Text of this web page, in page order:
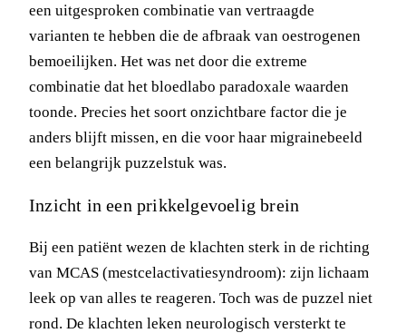
een uitgesproken combinatie van vertraagde
varianten te hebben die de afbraak van oestrogenen
bemoeilijken. Het was net door die extreme
combinatie dat het bloedlabo paradoxale waarden
toonde. Precies het soort onzichtbare factor die je
anders blijft missen, en die voor haar migrainebeeld
een belangrijk puzzelstuk was.
Inzicht in een prikkelgevoelig brein
Bij een patiënt wezen de klachten sterk in de richting
van MCAS (mestcelactivatiesyndroom): zijn lichaam
leek op van alles te reageren. Toch was de puzzel niet
rond. De klachten leken neurologisch versterkt te